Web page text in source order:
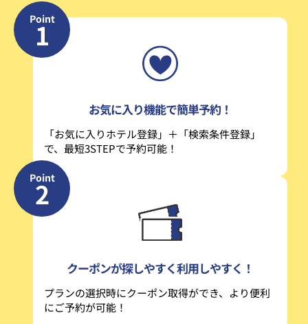
Point
1
お気に入り機能で簡単予約！
「お気に入りホテル登録」＋「検索条件登録」
で、最短3STEPで予約可能！
Point
2
クーポンが探しやすく利用しやすく！
プランの選択時にクーポン取得ができ、より便利
にご予約が可能！